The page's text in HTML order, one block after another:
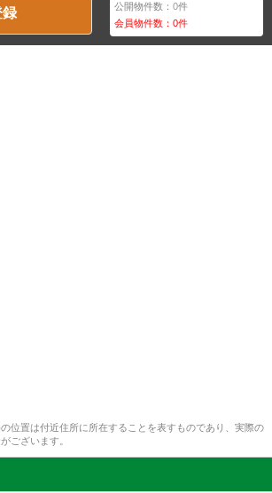
公開物件数：0件
会員物件数：0件
位置は付近住所に所在することを表すものであり、実際の
ございます。